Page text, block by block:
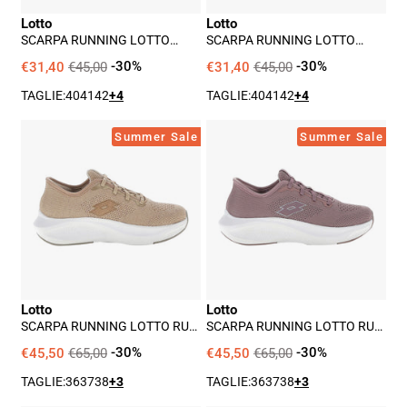
Lotto
SCARPA RUNNING LOTTO
€31,40 €45,00 -30%
TAGLIE:404142+4
Lotto
SCARPA RUNNING LOTTO
NERO
€31,40 €45,00 -30%
TAGLIE:404142+4
Scarpa
Lotto
Run
90
Slip&go
Donna
-
Beige
Summer Sale
Lotto
SCARPA RUNNING LOTTO RUN
DONNA - BEIGE
€45,50 €65,00 -30%
TAGLIE:363738+3
Scarpa
Lotto
Run
90
Slip&go
-
Bronzo
Summer Sale
Lotto
SCARPA RUNNING LOTTO RUN
BRONZO
€45,50 €65,00 -30%
TAGLIE:363738+3